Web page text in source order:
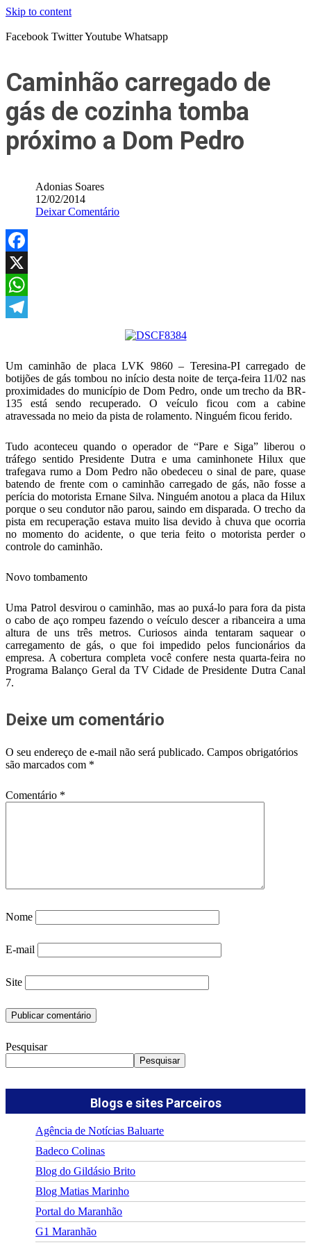
Skip to content
Facebook TwitterYoutube Whatsapp
Caminhão carregado de
gás de cozinha tomba
próximo a Dom Pedro
Adonias Soares
12/02/2014
Deixar Comentário
Facebook
X
WhatsApp
Um caminhão de placa LVK 9860 – Teresina-PI carregado de
botijões de gás tombou no início desta noite de terça-feira 11/02 nas
proximidades do município de Dom Pedro, onde um trecho da BR-
135 está sendo recuperado. O veículo ficou com a cabine
atravessada no meio da pista de rolamento. Ninguém ficou ferido.
Tudo aconteceu quando o operador de “Pare e Siga” liberou o
tráfego sentido Presidente Dutra e uma caminhonete Hilux que
trafegava rumo a Dom Pedro não obedeceu o sinal de pare, quase
batendo de frente com o caminhão carregado de gás, não fosse a
perícia do motorista Ernane Silva. Ninguém anotou a placa da Hilux
porque o seu condutor não parou, saindo em disparada. O trecho da
pista em recuperação estava muito lisa devido à chuva que ocorria
no momento do acidente, o que teria feito o motorista perder o
controle do caminhão.
Novo tombamento
Uma Patrol desvirou o caminhão, mas ao puxá-lo para fora da pista
o cabo de aço rompeu fazendo o veículo descer a ribanceira a uma
altura de uns três metros. Curiosos ainda tentaram saquear o
carregamento de gás, o que foi impedido pelos funcionários da
empresa. A cobertura completa você confere nesta quarta-feira no
Programa Balanço Geral da TV Cidade de Presidente Dutra Canal
7.
Deixe um comentário
O seu endereço de e-mail não será publicado. Campos obrigatórios
são marcados com *
Comentário *
Nome
E-mail
Site
Pesquisar
Pesquisar
Blogs e sites Parceiros
Agência de Notícias Baluarte
Badeco Colinas
Blog do Gildásio Brito
Blog Matias Marinho
Portal do Maranhão
G1 Maranhão